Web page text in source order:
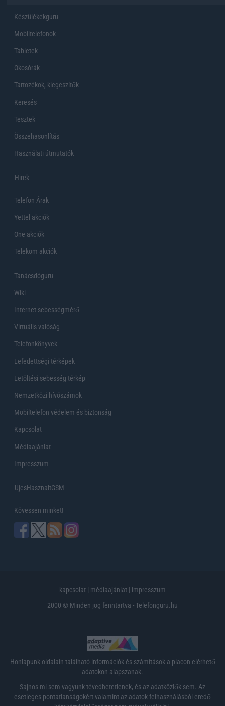
Készülékekguru
Mobiltelefonok
Tabletek
Okosórák
Tartozékok, kiegeszítők
Keresés
Tesztek
Összehasonlítás
Használati útmutatók
Hirek
Telefon Árak
Yettel akciók
One akciók
Telekom akciók
Tanácsdóguru
Wiki
Internet sebességmérő
Virtuális valóság
Telefonkönyvek
Lefedettségi térképek
Letöltési sebesség térkép
Nemzetközi hívószámok
Mobiltelefon védelem és biztonság
Kapcsolat
Médiaajánlat
Impresszum
UjesHasznaltGSM
Kövessen minket!
kapcsolat | médiaajánlat | impresszum
2000 © Minden jog fenntartva - Telefonguru.hu
Honlapunk oldalain található információk és számítások a piacon elérhető
adatokon alapszanak.
Sajnos mi sem vagyunk tévedhetetlenek, és az adatközlők sem. Az
esetleges pontatlanságokért valamint az adatok felhasználásból eredő